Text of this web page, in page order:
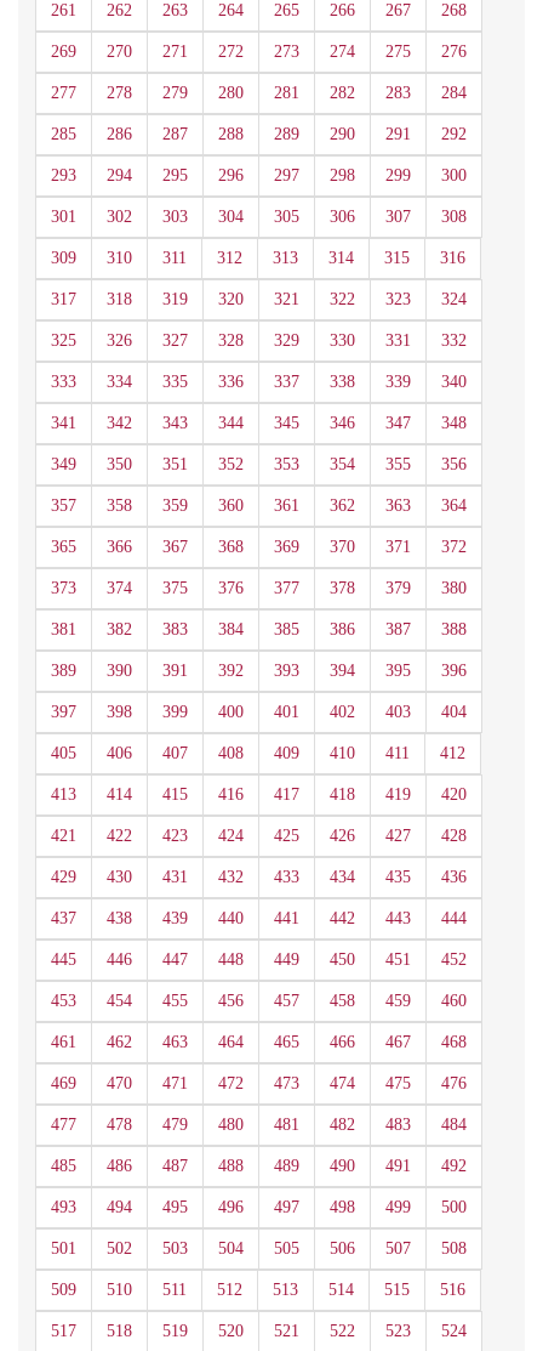
261 262 263 264 265 266 267 268
269 270 271 272 273 274 275 276
277 278 279 280 281 282 283 284
285 286 287 288 289 290 291 292
293 294 295 296 297 298 299 300
301 302 303 304 305 306 307 308
309 310 311 312 313 314 315 316
317 318 319 320 321 322 323 324
325 326 327 328 329 330 331 332
333 334 335 336 337 338 339 340
341 342 343 344 345 346 347 348
349 350 351 352 353 354 355 356
357 358 359 360 361 362 363 364
365 366 367 368 369 370 371 372
373 374 375 376 377 378 379 380
381 382 383 384 385 386 387 388
389 390 391 392 393 394 395 396
397 398 399 400 401 402 403 404
405 406 407 408 409 410 411 412
413 414 415 416 417 418 419 420
421 422 423 424 425 426 427 428
429 430 431 432 433 434 435 436
437 438 439 440 441 442 443 444
445 446 447 448 449 450 451 452
453 454 455 456 457 458 459 460
461 462 463 464 465 466 467 468
469 470 471 472 473 474 475 476
477 478 479 480 481 482 483 484
485 486 487 488 489 490 491 492
493 494 495 496 497 498 499 500
501 502 503 504 505 506 507 508
509 510 511 512 513 514 515 516
517 518 519 520 521 522 523 524